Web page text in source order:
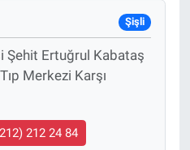
Şişli
Şehit Ertuğrul Kabataş
Merkezi Karşı
212 24 84